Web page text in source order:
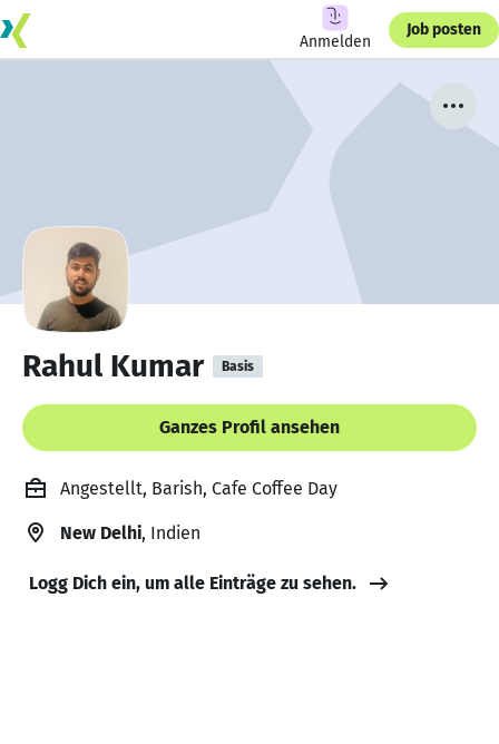
Anmelden
Job posten
Rahul Kumar Basis
Ganzes Profil ansehen
Angestellt, Barish, Cafe Coffee Day
New Delhi, Indien
Logg Dich ein, um alle Einträge zu sehen.